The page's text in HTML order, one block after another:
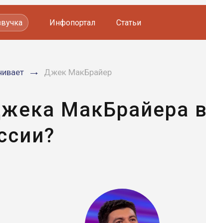
Инфопортал Статьи
Джек МакБрайер
МакБрайера в